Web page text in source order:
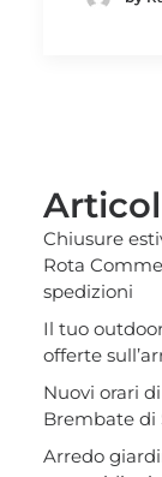
Chiusure
Rota
spedizioni
Il tuo
offerte
Nuovi orari
Brembate di
Arredo